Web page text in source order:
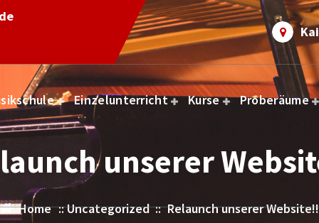
Einzelunterricht Kurse Proberäume
unserer
Home ::Uncategorized:: Relaunch unserer Website!!